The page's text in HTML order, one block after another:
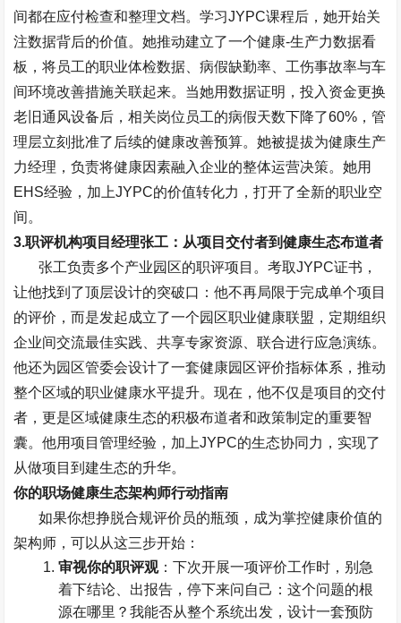
间都在应付检查和整理文档。学习JYPC课程后，她开始关
注数据背后的价值。她推动建立了一个健康-生产力数据看
板，将员工的职业体检数据、病假缺勤率、工伤事故率与车
间环境改善措施关联起来。当她用数据证明，投入资金更换
老旧通风设备后，相关岗位员工的病假天数下降了60% ，管
理层立刻批准了后续的健康改善预算。她被提拔为健康生产
力经理，负责将健康因素融入企业的整体运营决策。她用
EHS经验，加上JYPC的价值转化力，打开了全新的职业空
间。
3.职评机构项目经理张工：从项目交付者到健康生态布道者
张工负责多个产业园区的职评项目。考取JYPC证书，
让他找到了顶层设计的突破口：他不再局限于完成单个项目
的评价，而是发起成立了一个园区职业健康联盟，定期组织
企业间交流最佳实践、共享专家资源、联合进行应急演练。
他还为园区管委会设计了一套健康园区评价指标体系，推动
整个区域的职业健康水平提升。现在，他不仅是项目的交付
者，更是区域健康生态的积极布道者和政策制定的重要智
囊。他用项目管理经验，加上JYPC的生态协同力，实现了
从做项目到建生态的升华。
你的职场健康生态架构师行动指南
如果你想挣脱合规评价员的瓶颈，成为掌控健康价值的
架构师，可以从这三步开始：
审视你的职评观：下次开展一项评价工作时，别急
着下结论、出报告，停下来问自己：这个问题的根
源在哪里？我能否从整个系统出发，设计一套预防